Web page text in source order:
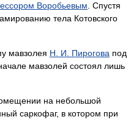
Воробьевым. Спустя
тела Котовского
мавзолея Н. И. Пирогова под
мавзолей состоял лишь
на небольшой
саркофаг, в котором при